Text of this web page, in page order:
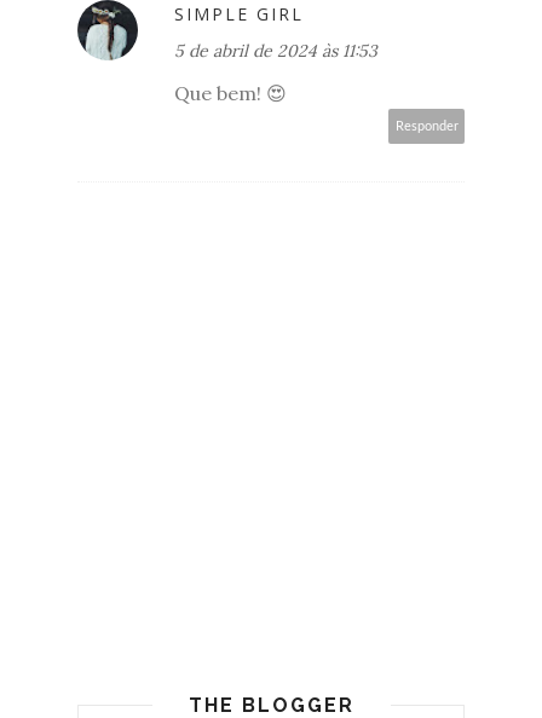
SIMPLE GIRL
5 de abril de 2024 às 11:53
Que bem! 😍
Responder
THE BLOGGER